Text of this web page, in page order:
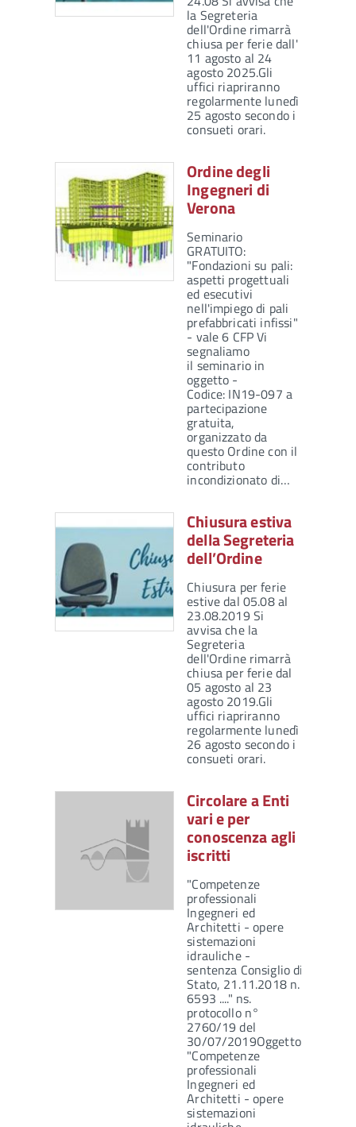
la Segreteria
dell'Ordine rimarrà
chiusa per ferie dall'
11 agosto al 24
agosto 2025.Gli
uffici riapriranno
regolarmente lunedì
25 agosto secondo i
consueti orari.
Ordine degli
Ingegneri di
Verona
Seminario
GRATUITO:
"Fondazioni su pali:
aspetti progettuali
ed esecutivi
nell'impiego di pali
prefabbricati infissi"
- vale 6 CFP Vi
segnaliamo
il seminario in
oggetto -
Codice: IN19-097 a
partecipazione
gratuita,
organizzato da
questo Ordine con il
contributo
incondizionato di…
Chiusura estiva
della Segreteria
dell’Ordine
Chiusura per ferie
estive dal 05.08 al
23.08.2019 Si
avvisa che la
Segreteria
dell'Ordine rimarrà
chiusa per ferie dal
05 agosto al 23
agosto 2019.Gli
uffici riapriranno
regolarmente lunedì
26 agosto secondo i
consueti orari.
Circolare a Enti
vari e per
conoscenza agli
iscritti
"Competenze
professionali
Ingegneri ed
Architetti - opere
sistemazioni
idrauliche -
sentenza Consiglio di
Stato, 21.11.2018 n.
6593 ...." ns.
protocollo n°
2760/19 del
30/07/2019Oggetto:
"Competenze
professionali
Ingegneri ed
Architetti - opere
sistemazioni